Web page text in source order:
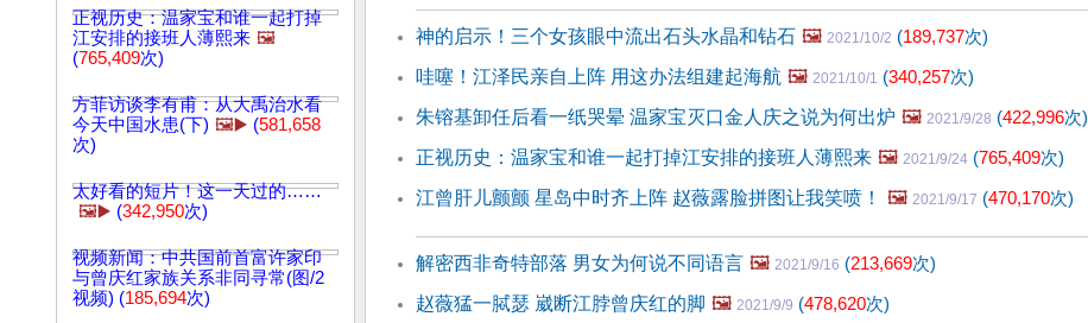
正视历史：温家宝和谁一起打掉
江安排的接班人薄熙来 🖼️
(765,409次)
方菲访谈李有甫：从大禹治水看
今天中国水患(下) 🖼️▶️ (581,658
次)
太好看的短片！这一天过的……
🖼️▶️ (342,950次)
视频新闻：中共国前首富许家印
与曾庆红家族关系非同寻常(图/2
视频) (185,694次)
神的启示！三个女孩眼中流出石头水晶和钻石 🖼️ 2021/10/2 (189,737次)
哇噻！江泽民亲自上阵 用这办法组建起海航 🖼️ 2021/10/1 (340,257次)
朱镕基卸任后看一纸哭晕 温家宝灭口金人庆之说为何出炉 🖼️ 2021/9/28 (422,996次)
正视历史：温家宝和谁一起打掉江安排的接班人薄熙来 🖼️ 2021/9/24 (765,409次)
江曾肝儿颤颤 星岛中时齐上阵 赵薇露脸拼图让我笑喷！
🖼️ 2021/9/17 (470,170次)
解密西非奇特部落 男女为何说不同语言 🖼️ 2021/9/16 (213,669次)
赵薇猛一脦瑟 崴断江脖曾庆红的脚 🖼️ 2021/9/9 (478,620次)